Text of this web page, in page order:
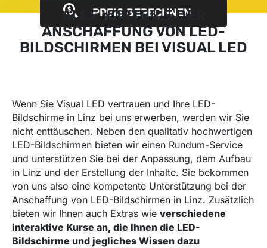
PREIS BERECHNEN
ALLE VORTEILE DER
ANSCHAFFUNG VON LED-
BILDSCHIRMEN BEI VISUAL LED
Wenn Sie Visual LED vertrauen und Ihre LED-
Bildschirme in Linz bei uns erwerben, werden wir Sie
nicht enttäuschen. Neben den qualitativ hochwertigen
LED-Bildschirmen bieten wir einen Rundum-Service
und unterstützen Sie bei der Anpassung, dem Aufbau
in Linz und der Erstellung der Inhalte. Sie bekommen
von uns also eine kompetente Unterstützung bei der
Anschaffung von LED-Bildschirmen in Linz. Zusätzlich
bieten wir Ihnen auch Extras wieverschiedene
interaktive Kurse an, die Ihnen die LED-
Bildschirme und jegliches Wissen dazu